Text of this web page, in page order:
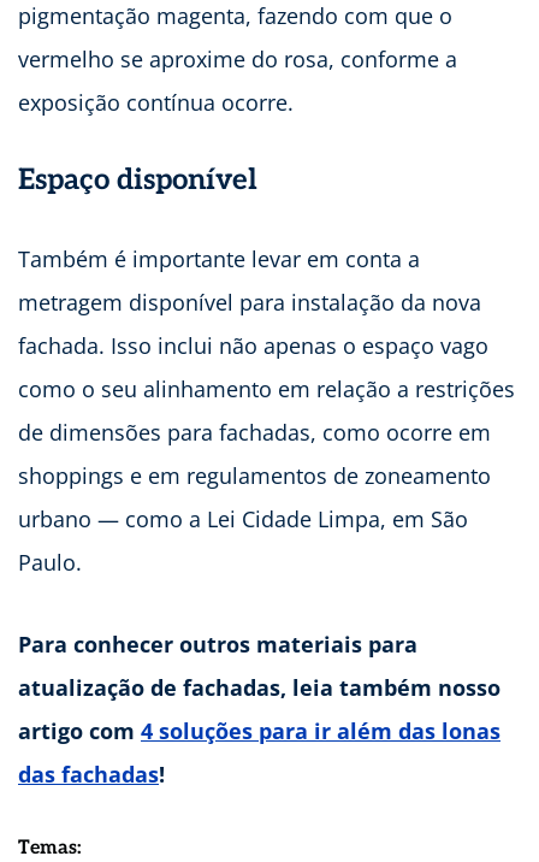
pigmentação magenta, fazendo com que o
vermelho se aproxime do rosa, conforme a
exposição contínua ocorre.
Espaço disponível
Também é importante levar em conta a
metragem disponível para instalação da nova
fachada. Isso inclui não apenas o espaço vago
como o seu alinhamento em relação a restrições
de dimensões para fachadas, como ocorre em
shoppings e em regulamentos de zoneamento
urbano — como a Lei Cidade Limpa, em São
Paulo.
Para conhecer outros materiais para
atualização de fachadas, leia também nosso
artigo com 4 soluções para ir além das lonas
das fachadas!
Temas: